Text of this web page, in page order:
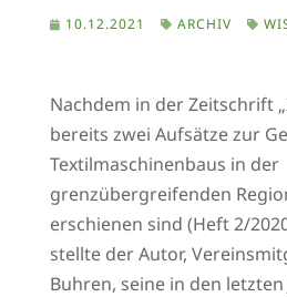
10.12.2021 ARCHIV
Nachdem in der Zeitschrift
bereits zwei Aufsätze zur
Textilmaschinenbaus in der
grenzübergreifenden
erschienen sind (Heft 2/
stellte der Autor,
Buhren, seine in den